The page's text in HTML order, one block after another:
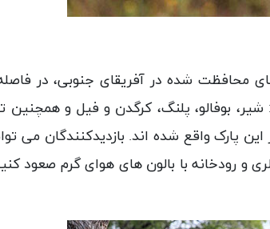
واقع شده و به بازدیدکنندگان این فرصت را می دهد که از «5 عظیم»: شیر، بوفالو، پلنگ،
واقع شده اند. بازدیدکنندگان می
و رودخانه با بالون های هوای گرم صعود